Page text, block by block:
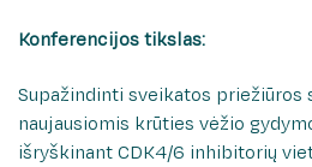
Konferencijos tikslas:
Supažindinti sveikatos priežiūros
naujausiomis krūties vėžio
išryškinant CDK4/6 inhibitorių